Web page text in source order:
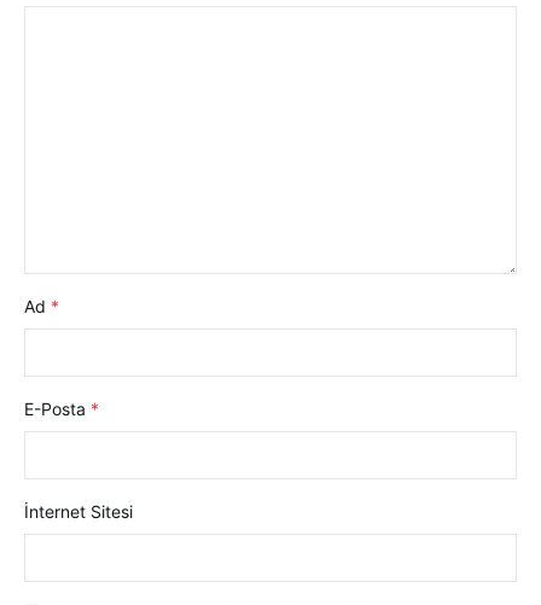
Ad *
E-Posta *
İnternet Sitesi